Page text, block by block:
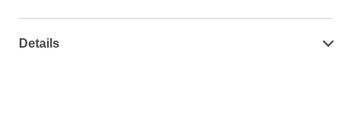
Details